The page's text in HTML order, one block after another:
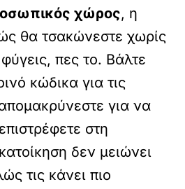
χώρος, η
θα τσακώνεστε χωρίς
πες το. Βάλτε
κώδικα για τις
για να
στη
δεν μειώνει
τις κάνει πιο